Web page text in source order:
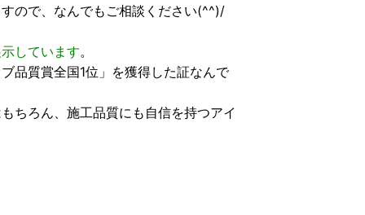
ので、なんでもご相談ください(^^)/
しています。
品質賞全国1位」を獲得した証なんで
ちろん、施工品質にも自信を持つアイ